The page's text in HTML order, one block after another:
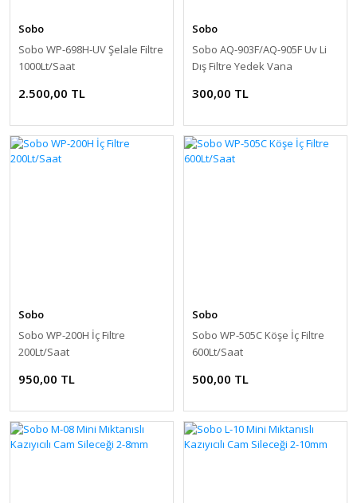
Sobo
Sobo WP-698H-UV Şelale Filtre
1000Lt/Saat
2.500,00 TL
Sobo
Sobo AQ-903F/AQ-905F Uv Li
Dış Filtre Yedek Vana
300,00 TL
Sobo
Sobo WP-200H İç Filtre
200Lt/Saat
950,00 TL
Sobo
Sobo WP-505C Köşe İç Filtre
600Lt/Saat
500,00 TL